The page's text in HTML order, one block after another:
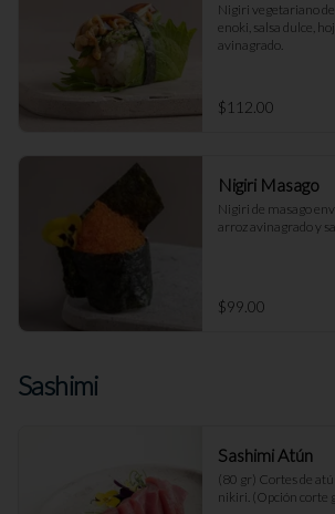
Nigiri vegetariano
enoki, salsa dulce,
avinagrado.
$112.00
Nigiri Masago
Nigiri de masago
arroz avinagrado y
$99.00
Sashimi
Sashimi Atún
(80 gr) Cortes de
nikiri. (Opción corte